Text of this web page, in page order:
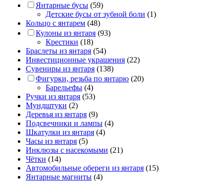
Янтарные бусы (59)
Детские бусы от зубной боли (1)
Кольцо с янтарем (48)
Кулоны из янтаря (93)
Крестики (18)
Браслеты из янтаря (54)
Инвестиционные украшения (22)
Сувениры из янтаря (138)
Фигурки, резьба по янтарю (20)
Барельефы (4)
Ручки из янтаря (53)
Мундштуки (2)
Деревья из янтаря (9)
Подсвечники и лампы (4)
Шкатулки из янтаря (4)
Часы из янтаря (5)
Инклюзы с насекомыми (21)
Чётки (14)
Автомобильные обереги из янтаря (15)
Янтарные магниты (4)